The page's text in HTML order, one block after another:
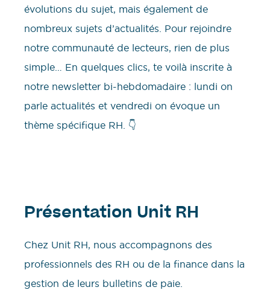
évolutions du sujet, mais également de
nombreux sujets d’actualités. Pour rejoindre
notre communauté de lecteurs, rien de plus
simple… En quelques clics, te voilà inscrite à
notre newsletter bi-hebdomadaire : lundi on
parle actualités et vendredi on évoque un
thème spécifique RH. 👇
Présentation Unit RH
Chez Unit RH, nous accompagnons des
professionnels des RH ou de la finance dans la
gestion de leurs bulletins de paie.